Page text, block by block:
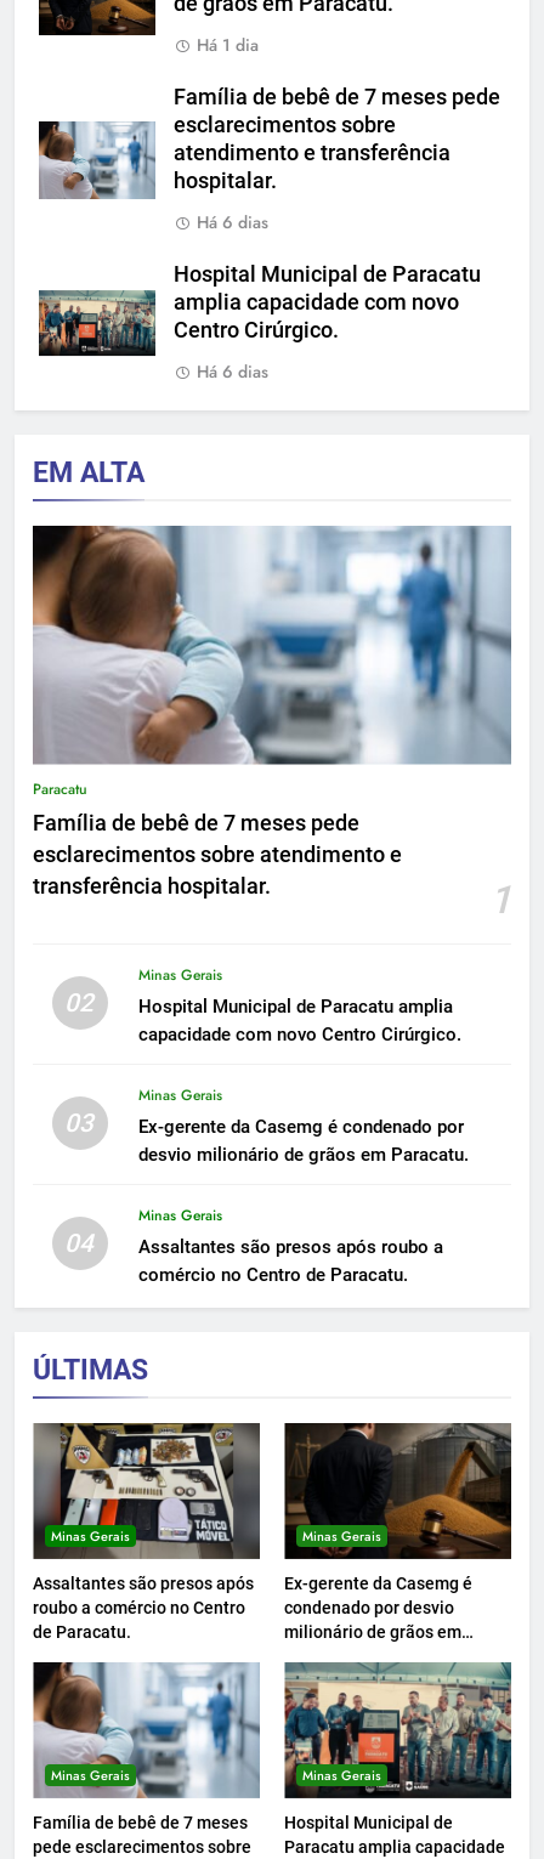
Há 1 dia
Família de bebê de 7 meses pede
esclarecimentos sobre
atendimento e transferência
hospitalar.
Há 6 dias
Hospital Municipal de Paracatu
amplia capacidade com novo
Centro Cirúrgico.
Há 6 dias
EM ALTA
Paracatu
Família de bebê de 7 meses pede
esclarecimentos sobre atendimento e
transferência hospitalar.
1
02
Minas Gerais
Hospital Municipal de Paracatu amplia
capacidade com novo Centro Cirúrgico.
03
Minas Gerais
Ex-gerente da Casemg é condenado por
desvio milionário de grãos em Paracatu.
04
Minas Gerais
Assaltantes são presos após roubo a
comércio no Centro de Paracatu.
ÚLTIMAS
Minas Gerais
Assaltantes são presos após
roubo a comércio no Centro
de Paracatu.
Minas Gerais
Ex-gerente da Casemg é
condenado por desvio
milionário de grãos em
Minas Gerais
Família de bebê de 7 meses
pede esclarecimentos sobre
Minas Gerais
Hospital Municipal de
Paracatu amplia capacidade